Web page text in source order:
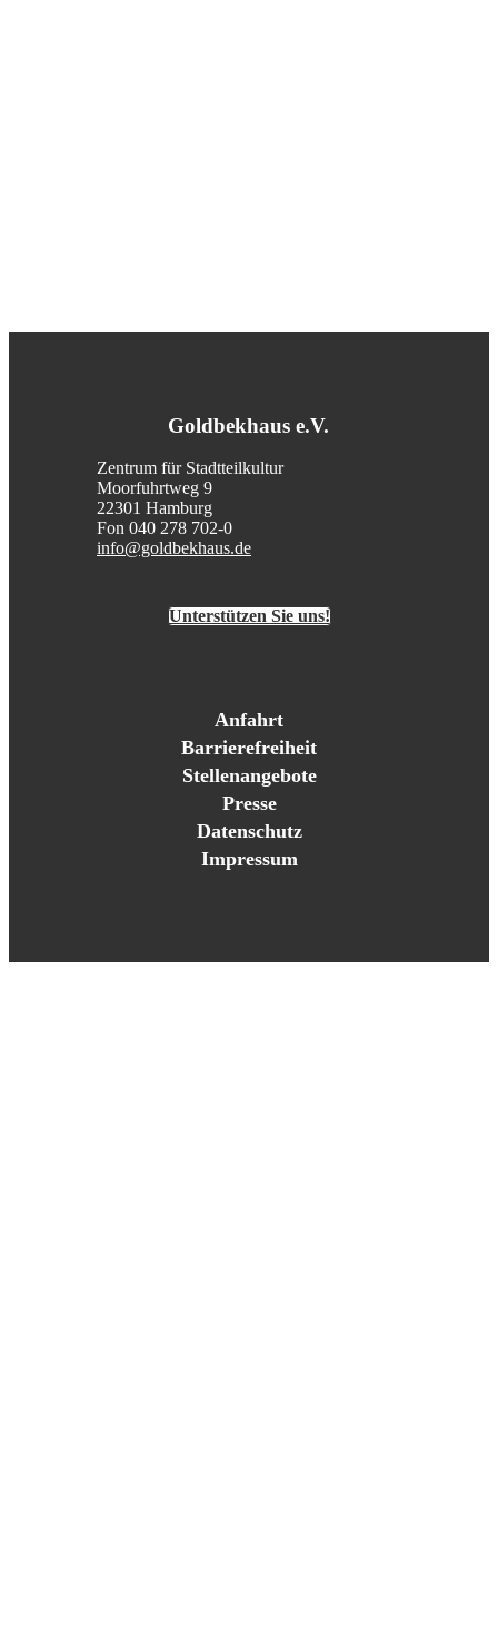
Goldbekhaus e.V.
Zentrum für Stadtteilkultur
Moorfuhrtweg 9
22301 Hamburg
Fon 040 278 702-0
info@goldbekhaus.de
Unterstützen Sie uns!
Anfahrt
Barrierefreiheit
Stellenangebote
Presse
Datenschutz
Impressum